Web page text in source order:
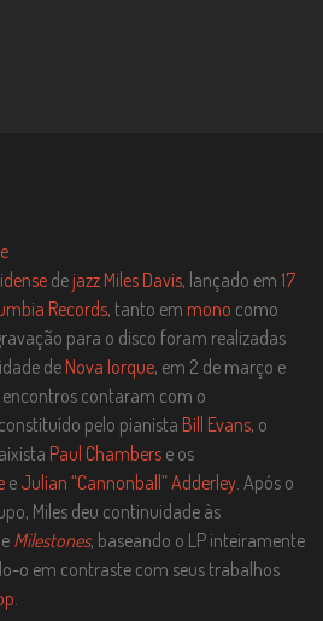
de jazz Miles Davis, lançado em 17
Records, tanto em mono como
para o disco foram realizadas
de Nova Iorque, em 2 de março e
encontros contaram com o
pelo pianista Bill Evans, o
Paul Chambers e os
e Julian “Cannonball” Adderley. Após o
Miles deu continuidade às
Milestones, baseando o LP inteiramente
o em contraste com seus trabalhos
.